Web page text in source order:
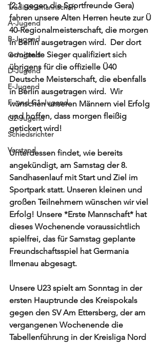
Traditionsmannschaft
A-Jugend
B-Jugend
C-Jugend
D-Jugend
E-Jugend
F- und G1-Jugend
G2-Jugend
Schiedsrichter
Vorstand
(2:1 gegen die Sportfreunde Gera)
fahren unsere Alten Herren heute zur Ü
40-Regionalmeisterschaft, die morgen
in Berlin ausgetragen wird. Der dort
ermittelte Sieger qualifiziert sich
übrigens für die offizielle Ü40
Deutsche Meisterschaft, die ebenfalls
in Berlin ausgetragen wird.  Wir
wünschen unseren Männern viel Erfolg
und hoffen, dass morgen fleißig
getickert wird!
Unterdessen findet, wie bereits
angekündigt, am Samstag der 8.
Sandhasenlauf mit Start und Ziel im
Sportpark statt. Unseren kleinen und
großen Teilnehmern wünschen wir viel
Erfolg! Unsere *Erste Mannschaft* hat
dieses Wochenende voraussichtlich
spielfrei, das für Samstag geplante
Freundschaftsspiel hat Germania
Ilmenau abgesagt.
Unsere U23 spielt am Sonntag in der
ersten Hauptrunde des Kreispokals
gegen den SV Am Ettersberg, der am
vergangenen Wochenende die
Tabellenführung in der Kreisliga Nord